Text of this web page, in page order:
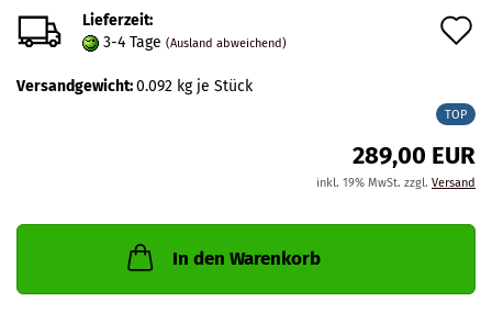
Lieferzeit:
3-4 Tage (Ausland abweichend)
Versandgewicht:0.092 kg je Stück
TOP
289,00 EUR
inkl. 19% MwSt. zzgl. Versand
In den Warenkorb